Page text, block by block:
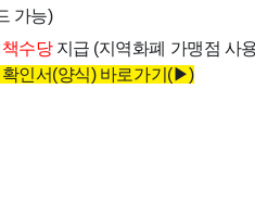
가능)
수당지급 (지역화폐 가맹점 사
인서(양식) 바로가기(▶)